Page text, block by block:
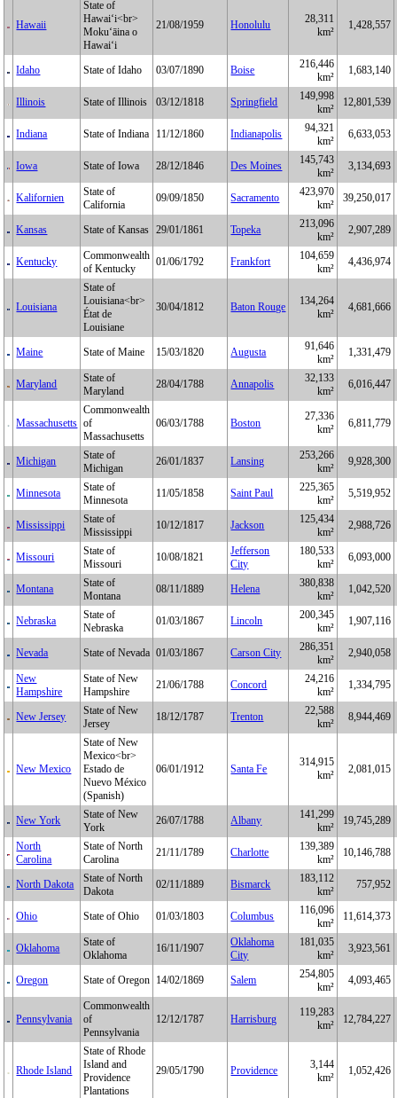
Hawaii
State of
Hawaiʻi<br>
Mokuʻāina o
Hawaiʻi
21/08/1959 Honolulu
28,311
km²
1,428,557
Idaho State of Idaho 03/07/1890 Boise
216,446
km²
1,683,140
Illinois State of Illinois 03/12/1818 Springfield
149,998
km²
12,801,539
Indiana State of Indiana 11/12/1860 Indianapolis
94,321
km²
6,633,053
Iowa State of Iowa 28/12/1846 Des Moines
145,743
km²
3,134,693
Kalifornien
State of
California
09/09/1850 Sacramento
423,970
km²
39,250,017
Kansas State of Kansas 29/01/1861 Topeka
213,096
km²
2,907,289
Kentucky
Commonwealth
of Kentucky
01/06/1792 Frankfort
104,659
km²
4,436,974
Louisiana
State of
Louisiana<br>
État de
Louisiane
30/04/1812 Baton Rouge
134,264
km²
4,681,666
Maine State of Maine 15/03/1820 Augusta
91,646
km²
1,331,479
Maryland
State of
Maryland
28/04/1788 Annapolis
32,133
km²
6,016,447
Massachusetts
Commonwealth
of
Massachusetts
06/03/1788 Boston
27,336
km²
6,811,779
Michigan
State of
Michigan
26/01/1837 Lansing
253,266
km²
9,928,300
Minnesota
State of
Minnesota
11/05/1858 Saint Paul
225,365
km²
5,519,952
Mississippi
State of
Mississippi
10/12/1817 Jackson
125,434
km²
2,988,726
Missouri
State of
Missouri
10/08/1821
Jefferson
City
180,533
km²
6,093,000
Montana
State of
Montana
08/11/1889 Helena
380,838
km²
1,042,520
Nebraska
State of
Nebraska
01/03/1867 Lincoln
200,345
km²
1,907,116
Nevada State of Nevada 01/03/1867 Carson City
286,351
km²
2,940,058
New
Hampshire
State of New
Hampshire
21/06/1788 Concord
24,216
km²
1,334,795
New Jersey
State of New
Jersey
18/12/1787 Trenton
22,588
km²
8,944,469
New Mexico
State of New
Mexico<br>
Estado de
Nuevo México
(Spanish)
06/01/1912 Santa Fe
314,915
km²
2,081,015
New York
State of New
York
26/07/1788 Albany
141,299
km²
19,745,289
North
Carolina
State of North
Carolina
21/11/1789 Charlotte
139,389
km²
10,146,788
North Dakota
State of North
Dakota
02/11/1889 Bismarck
183,112
km²
757,952
Ohio State of Ohio 01/03/1803 Columbus
116,096
km²
11,614,373
Oklahoma
State of
Oklahoma
16/11/1907
Oklahoma
City
181,035
km²
3,923,561
Oregon State of Oregon 14/02/1869 Salem
254,805
km²
4,093,465
Pennsylvania
Commonwealth
of
Pennsylvania
12/12/1787 Harrisburg
119,283
km²
12,784,227
Rhode Island
State of Rhode
Island and
Providence
Plantations
29/05/1790 Providence
3,144
km²
1,052,426